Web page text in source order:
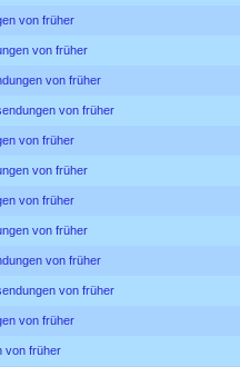
von früher
von früher
von früher
von früher
von früher
von früher
von früher
von früher
von früher
von früher
von früher
von früher